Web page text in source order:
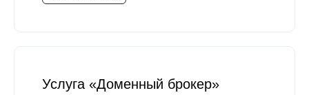
Услуга «Доменный брокер»